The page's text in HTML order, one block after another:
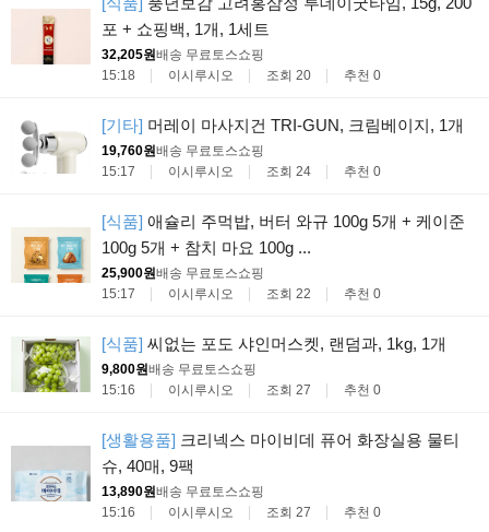
포 + 쇼핑백, 1개, 1세트
32,205원배송 무료토스쇼핑
15:18
이시루시오 조회 20 추천 0
[기타] 머레이 마사지건 TRI-GUN, 크림베이지, 1개
19,760원배송 무료토스쇼핑
15:17
이시루시오 조회 24 추천 0
[식품] 애슐리 주먹밥, 버터 와규 100g 5개 + 케이준
100g 5개 + 참치 마요 100g ...
25,900원배송 무료토스쇼핑
15:17
이시루시오 조회 22 추천 0
[식품] 씨없는 포도 샤인머스켓, 랜덤과, 1kg, 1개
9,800원배송 무료토스쇼핑
15:16
이시루시오 조회 27 추천 0
[생활용품] 크리넥스 마이비데 퓨어 화장실용 물티
슈, 40매, 9팩
13,890원배송 무료토스쇼핑
15:16
이시루시오 조회 27 추천 0